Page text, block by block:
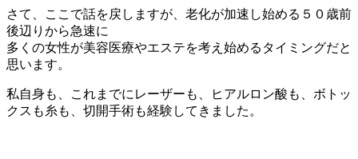
さて、ここで話を戻しますが、老化が加速し始める５０歳前
後辺りから急速に
多くの女性が美容医療やエステを考え始めるタイミングだと
思います。
私自身も、これまでにレーザーも、ヒアルロン酸も、ボトッ
クスも糸も、切開手術も経験してきました。